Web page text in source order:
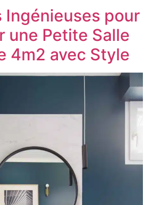
Ingénieuses pour
une Petite Salle
4m2 avec Style